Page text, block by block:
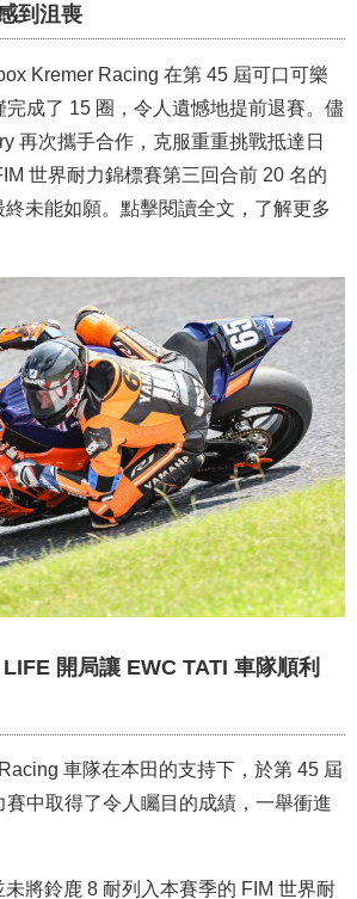
到沮喪
Kremer Racing 在第 45 屆可口可樂
完成了 15 圈，令人遺憾地提前退賽。儘
再次攜手合作，克服重重挑戰抵達日
世界耐力錦標賽第三回合前 20 名的
未能如願。點擊閱讀全文，了解更多
開局讓 EWC TATI 車隊順利
車隊在本田的支持下，於第 45 屆
賽中取得了令人矚目的成績，一舉衝進
將鈴鹿 8 耐列入本賽季的 FIM 世界耐